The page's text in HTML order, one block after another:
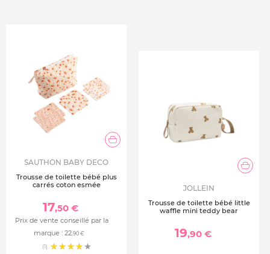
SAUTHON BABY DECO
Trousse de toilette bébé plus
carrés coton esmée
17,50 €
Prix de vente conseillé par la
marque : 22,90 €
(1)
JOLLEIN
Trousse de toilette bébé little
waffle mini teddy bear
19,90 €